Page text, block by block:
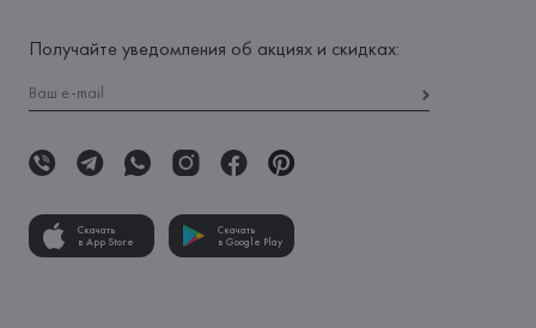
Получайте уведомления об акциях и скидках:
Скачать
в App Store
Скачать
в Google Play